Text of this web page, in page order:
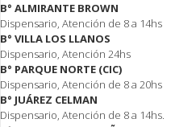
B° ALMIRANTE BROWN
Dispensario, Atención de 8 a 14hs
B° VILLA LOS LLANOS
Dispensario, Atención 24hs
B° PARQUE NORTE (CIC)
Dispensario, Atención de 8 a 20hs
B° JUÁREZ CELMAN
Dispensario, Atención de 8 a 14hs.